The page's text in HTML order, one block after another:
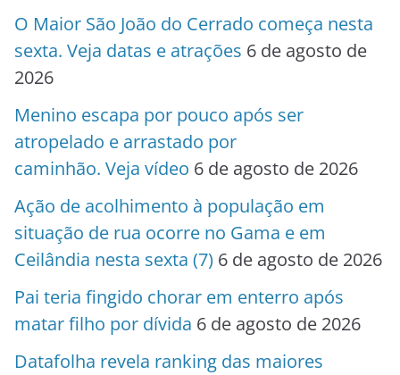
O Maior São João do Cerrado começa nesta
sexta. Veja datas e atrações 6 de agosto de
2026
Menino escapa por pouco após ser
atropelado e arrastado por
caminhão. Veja vídeo 6 de agosto de 2026
Ação de acolhimento à população em
situação de rua ocorre no Gama e em
Ceilândia nesta sexta (7) 6 de agosto de 2026
Pai teria fingido chorar em enterro após
matar filho por dívida 6 de agosto de 2026
Datafolha revela ranking das maiores